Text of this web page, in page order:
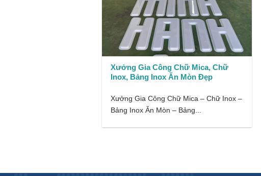
Xưởng Gia Công Chữ Mica, Chữ
Inox, Bảng Inox Ăn Mòn Đẹp
Xưởng Gia Công Chữ Mica – Chữ Inox –
Bảng Inox Ăn Mòn – Bảng...